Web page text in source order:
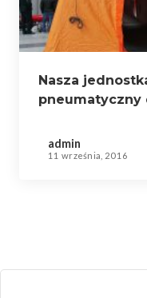
Nasza
pneumatyczny
admin
11 września, 2016